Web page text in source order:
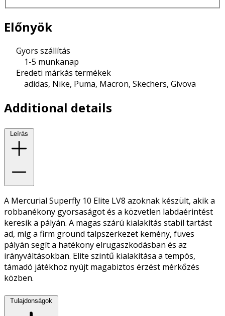
Előnyök
Gyors szállítás
1-5 munkanap
Eredeti márkás termékek
adidas, Nike, Puma, Macron, Skechers, Givova
Additional details
Leírás
A Mercurial Superfly 10 Elite LV8 azoknak készült, akik a
robbanékony gyorsaságot és a közvetlen labdaérintést
keresik a pályán. A magas szárú kialakítás stabil tartást
ad, míg a firm ground talpszerkezet kemény, füves
pályán segít a hatékony elrugaszkodásban és az
irányváltásokban. Elite szintű kialakítása a tempós,
támadó játékhoz nyújt magabiztos érzést mérkőzés
közben.
Tulajdonságok